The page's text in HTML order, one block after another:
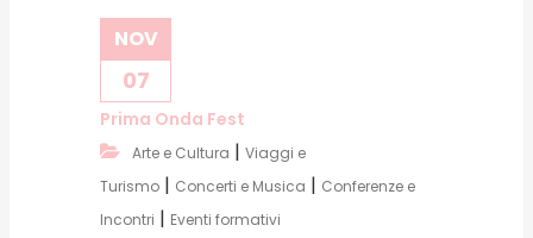
NOV
07
Prima Onda Fest
Arte e Cultura | Viaggi e
Turismo | Concerti e Musica | Conferenze e
Incontri | Eventi formativi